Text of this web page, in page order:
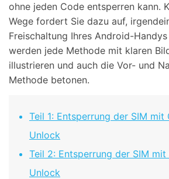
ohne jeden Code entsperren kann.
Wege fordert Sie dazu auf,
Freischaltung Ihres Android-
werden jede Methode mit klaren
illustrieren und auch die Vor- und
Methode betonen.
Teil 1: Entsperrung der SIM mit
Unlock
Teil 2: Entsperrung der SIM mit
Unlock